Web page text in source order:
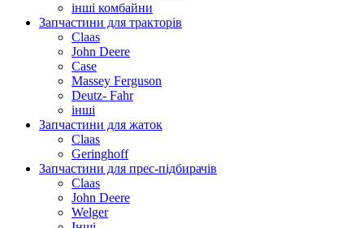
інші комбайни
Запчастини для тракторів
Claas
John Deere
Case
Massey Ferguson
Deutz- Fahr
інші
Запчастини для жаток
Claas
Geringhoff
Запчастини для прес-підбирачів
Claas
John Deere
Welger